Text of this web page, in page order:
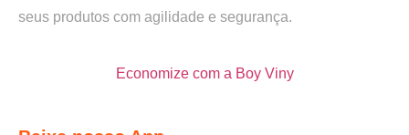
seus produtos com agilidade e segurança.
Economize com a Boy Viny